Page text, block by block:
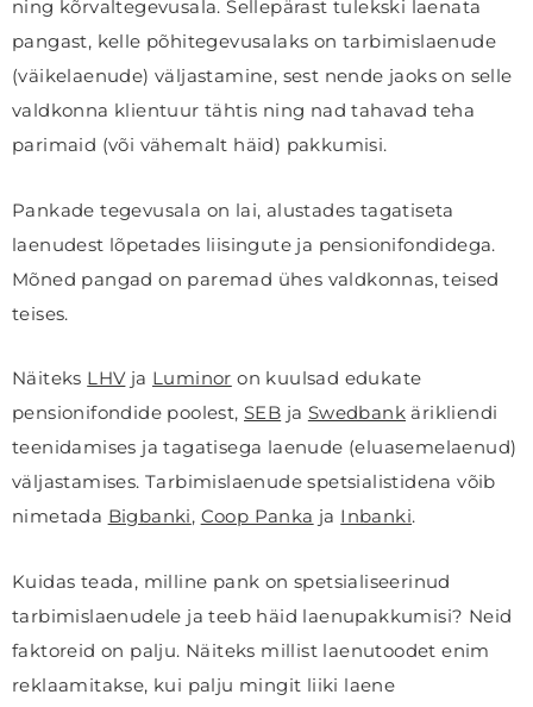
ning kõrvaltegevusala. Sellepärast tulekski laenata
pangast, kelle põhitegevusalaks on tarbimislaenude
(väikelaenude) väljastamine, sest nende jaoks on selle
valdkonna klientuur tähtis ning nad tahavad teha
parimaid (või vähemalt häid) pakkumisi.
Pankade tegevusala on lai, alustades tagatiseta
laenudest lõpetades liisingute ja pensionifondidega.
Mõned pangad on paremad ühes valdkonnas, teised
teises.
Näiteks LHVja Luminor on kuulsad edukate
pensionifondide poolest, SEB ja Swedbank ärikliendi
teenidamises ja tagatisega laenude (eluasemelaenud)
väljastamises. Tarbimislaenude spetsialistidena võib
nimetada Bigbanki, Coop Panka ja Inbanki.
Kuidas teada, milline pank on spetsialiseerinud
tarbimislaenudele ja teeb häid laenupakkumisi? Neid
faktoreid on palju. Näiteks millist laenutoodet enim
reklaamitakse, kui palju mingit liiki laene